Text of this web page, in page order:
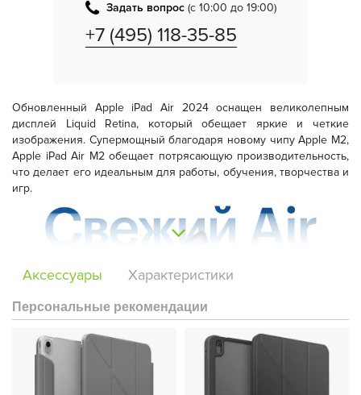
Задать вопрос (с 10:00 до 19:00)
+7 (495) 118-35-85
Обновленный Apple iPad Air 2024 оснащен великолепным
дисплей Liquid Retina, который обещает яркие и четкие
изображения. Супермощный благодаря новому чипу Apple M2,
Apple iPad Air M2 обещает потрясающую производительность,
что делает его идеальным для работы, обучения, творчества и
игр.
Аксессуары Характеристики
Персональные рекомендации